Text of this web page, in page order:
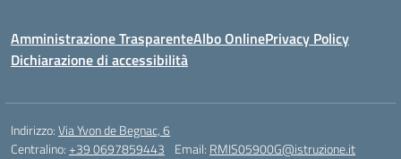
Amministrazione TrasparenteAlbo OnlinePrivacy Policy
Dichiarazione di accessibilità
Indirizzo:Via Yvon de Begnac, 6
Centralino:+39 0697859443 Email: RMIS05900G@istruzione.it